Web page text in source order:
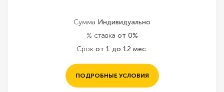
Сумма Индивидуально
% ставка от 0%
Срок от 1 до 12 мес.
ПОДРОБНЫЕ УСЛОВИЯ